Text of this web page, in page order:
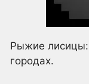
Рыжие лисицы:
городах.